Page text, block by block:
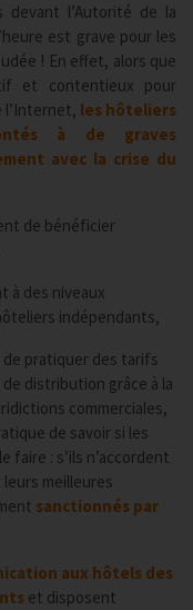
devant l’Autorité de la
est grave pour les
! En effet, alors que
et contentieux pour
l’Internet, les hôteliers
à de graves
avec la crise du
de bénéficier
à des niveaux
indépendants,
de pratiquer des tarifs
distribution grâce à la
commerciales,
de savoir si les
faire : s’ils n’accordent
leurs meilleures
sanctionnés par
aux hôtels des
et disposent